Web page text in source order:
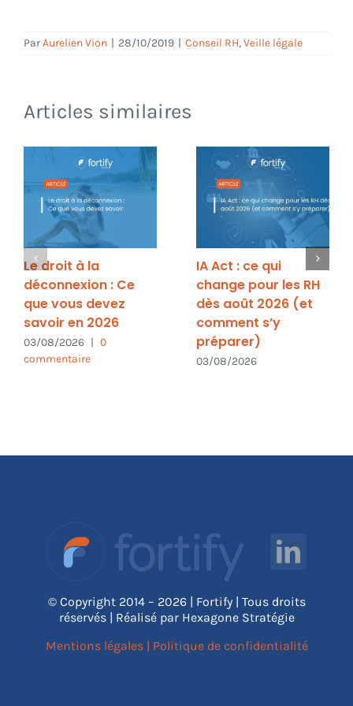
ParAurelien Vion | 28/10/2019 | Conseil RH,Veille légale
Articles similaires
Le droit à la
déconnexion : Ce
que vous devez
savoir en 2026
03/08/2026 | 0
commentaire
IA Act : ce qui
change pour les RH
dès août 2026 (et
comment s’y
préparer)
03/08/2026
© Copyright 2014 – 2026 | Fortify | Tous droits
réservés | Réalisé par Hexagone Stratégie
Mentions légales| Politique de confidentialité